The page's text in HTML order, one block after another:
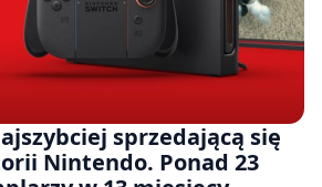
sprzedającą się
Nintendo. Ponad 23